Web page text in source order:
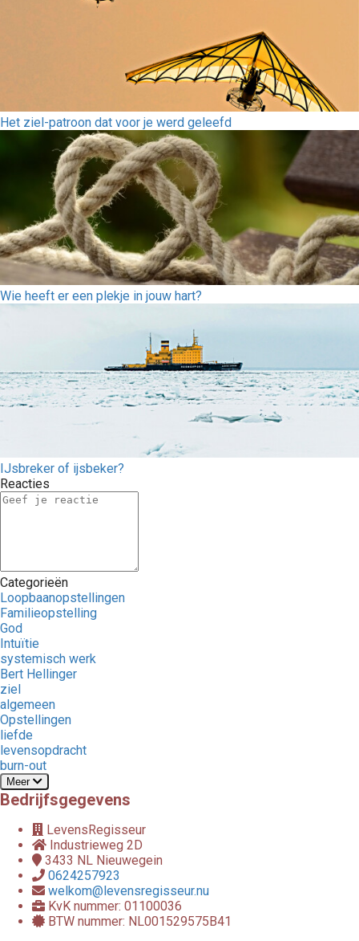
Het ziel-patroon dat voor je werd geleefd
Wie heeft er een plekje in jouw hart?
IJsbreker of ijsbeker?
Reacties
Categorieën
Loopbaanopstellingen
Familieopstelling
God
Intuïtie
systemisch werk
Bert Hellinger
ziel
algemeen
Opstellingen
liefde
levensopdracht
burn-out
Meer
Bedrijfsgegevens
LevensRegisseur
Industrieweg 2D
3433 NL Nieuwegein
0624257923
welkom@levensregisseur.nu
KvK nummer: 01100036
BTW nummer: NL001529575B41